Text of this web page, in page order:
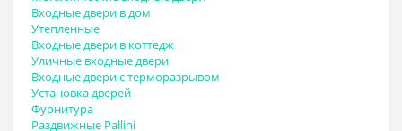
Входные двери в дом
Утепленные
Входные двери в коттедж
Уличные входные двери
Входные двери с терморазрывом
Установка дверей
Фурнитура
Раздвижные Pallini